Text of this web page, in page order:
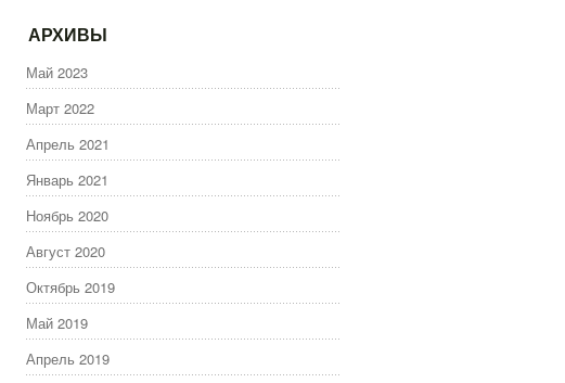
АРХИВЫ
Май 2023
Март 2022
Апрель 2021
Январь 2021
Ноябрь 2020
Август 2020
Октябрь 2019
Май 2019
Апрель 2019